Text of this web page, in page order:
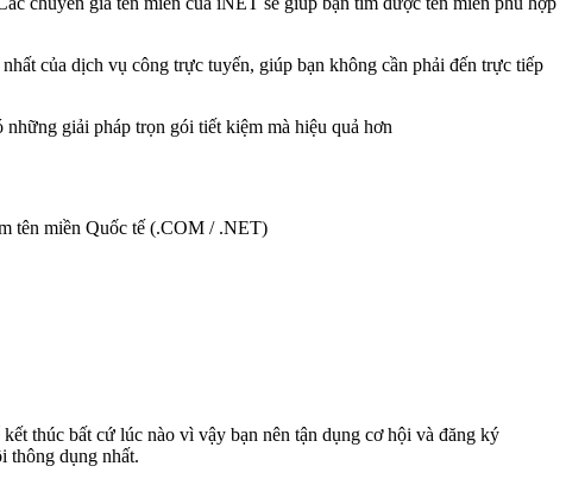
của dịch vụ công trực tuyến, giúp bạn không cần phải đến trực tiếp
giải pháp trọn gói tiết kiệm mà hiệu quả hơn
tên miền Quốc tế (.COM / .NET)
thúc bất cứ lúc nào vì vậy bạn nên tận dụng cơ hội và đăng ký
thông dụng nhất.